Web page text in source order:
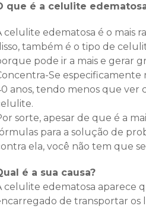
que é a celulite
celulite edematosa é o mais
também é o tipo de
pode ir a mais e gerar
Se especificamente
anos, tendo menos que ver
sorte, apesar de que é a
para a solução de
ela, você não tem que
é a sua causa?
celulite edematosa aparece
de transportar os